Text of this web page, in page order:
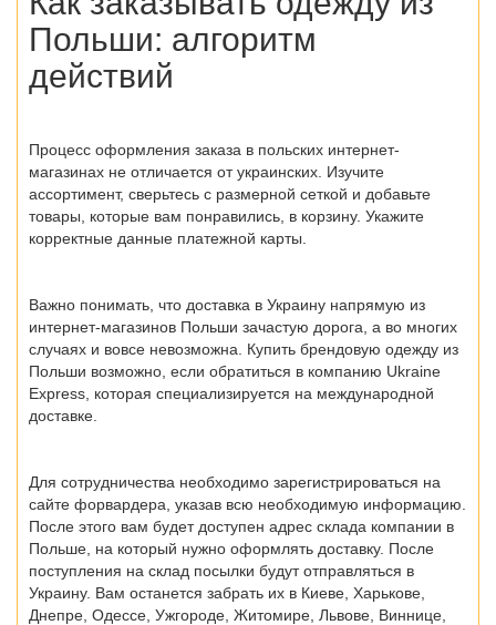
Польши: алгоритм
действий
Процесс оформления заказа в польских интернет-
магазинах не отличается от украинских. Изучите
ассортимент, сверьтесь с размерной сеткой и добавьте
товары, которые вам понравились, в корзину. Укажите
корректные данные платежной карты.
Важно понимать, что доставка в Украину напрямую из
интернет-магазинов Польши зачастую дорога, а во многих
случаях и вовсе невозможна. Купить брендовую одежду из
Польши возможно, если обратиться в компанию Ukraine
Express, которая специализируется на международной
доставке.
Для сотрудничества необходимо зарегистрироваться на
сайте форвардера, указав всю необходимую информацию.
После этого вам будет доступен адрес склада компании в
Польше, на который нужно оформлять доставку. После
поступления на склад посылки будут отправляться в
Украину. Вам останется забрать их в Киеве, Харькове,
Днепре, Одессе, Ужгороде, Житомире, Львове, Виннице,